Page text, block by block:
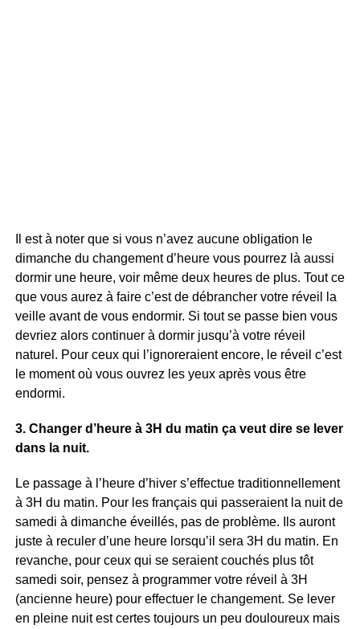
Il est à noter que si vous n’avez aucune obligation le
dimanche du changement d’heure vous pourrez là aussi
dormir une heure, voir même deux heures de plus. Tout ce
que vous aurez à faire c’est de débrancher votre réveil la
veille avant de vous endormir. Si tout se passe bien vous
devriez alors continuer à dormir jusqu’à votre réveil
naturel. Pour ceux qui l’ignoreraient encore, le réveil c’est
le moment où vous ouvrez les yeux après vous être
endormi.
3. Changer d’heure à 3H du matin ça veut dire se lever
dans la nuit.
Le passage à l’heure d’hiver s’effectue traditionnellement
à 3H du matin. Pour les français qui passeraient la nuit de
samedi à dimanche éveillés, pas de problème. Ils auront
juste à reculer d’une heure lorsqu’il sera 3H du matin. En
revanche, pour ceux qui se seraient couchés plus tôt
samedi soir, pensez à programmer votre réveil à 3H
(ancienne heure) pour effectuer le changement. Se lever
en pleine nuit est certes toujours un peu douloureux mais